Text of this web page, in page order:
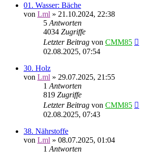
01. Wasser: Bäche
von Lml » 21.10.2024, 22:38
5 Antworten
4034 Zugriffe
Letzter Beitrag von CMM85
02.08.2025, 07:54
30. Holz
von Lml » 29.07.2025, 21:55
1 Antworten
819 Zugriffe
Letzter Beitrag von CMM85
02.08.2025, 07:43
38. Nährstoffe
von Lml » 08.07.2025, 01:04
1 Antworten